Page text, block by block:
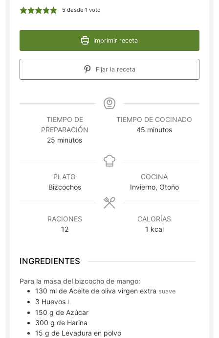
5 desde 1 voto
Imprimir receta
Fijar la receta
TIEMPO DE
PREPARACIÓN
25 minutos
minutos
TIEMPO DE COCINADO
45 minutos
minutos
PLATO
Bizcochos
COCINA
Invierno, Otoño
RACIONES
12
CALORÍAS
1 kcal
INGREDIENTES
Para la masa del bizcocho de mango:
130 ml de Aceite de oliva virgen extra suave
3 Huevos L
150 g de Azúcar
300 g de Harina
15 g de Levadura en polvo